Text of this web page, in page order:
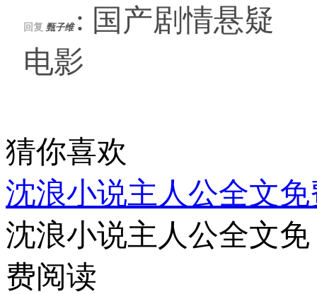
回复 甄子维 : 国产剧情悬疑
电影
猜你喜欢
沈浪小说主人公全文
沈浪小说主人公全文免
费阅读